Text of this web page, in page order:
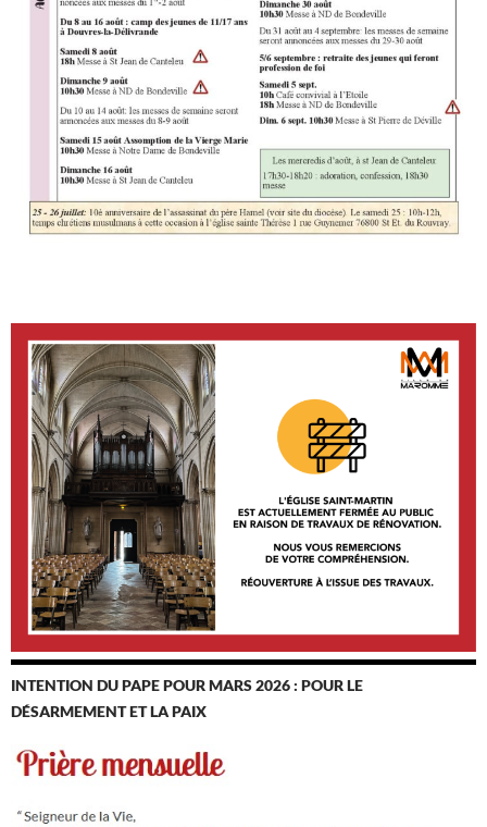
INTENTION DU PAPE POUR MARS 2026 : POUR LE
DÉSARMEMENT ET LA PAIX